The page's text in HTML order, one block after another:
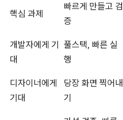
핵심 과제
빠르게 만들고 검
증
개발자에게 기
대
풀스택, 빠른 실
행
디자이너에게
기대
당장 화면 찍어내
기